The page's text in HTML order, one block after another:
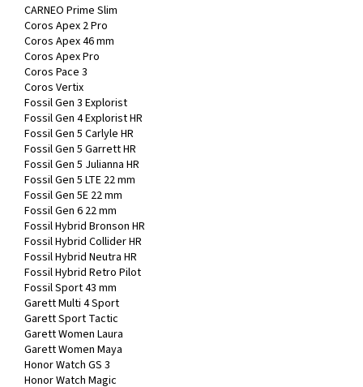
CARNEO Prime Slim
Coros Apex 2 Pro
Coros Apex 46 mm
Coros Apex Pro
Coros Pace 3
Coros Vertix
Fossil Gen 3 Explorist
Fossil Gen 4 Explorist HR
Fossil Gen 5 Carlyle HR
Fossil Gen 5 Garrett HR
Fossil Gen 5 Julianna HR
Fossil Gen 5 LTE 22 mm
Fossil Gen 5E 22 mm
Fossil Gen 6 22 mm
Fossil Hybrid Bronson HR
Fossil Hybrid Collider HR
Fossil Hybrid Neutra HR
Fossil Hybrid Retro Pilot
Fossil Sport 43 mm
Garett Multi 4 Sport
Garett Sport Tactic
Garett Women Laura
Garett Women Maya
Honor Watch GS 3
Honor Watch Magic